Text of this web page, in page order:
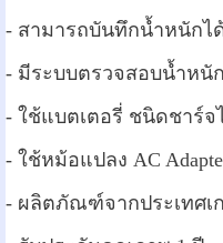
- สามารถบันทึกน้ำหนักไ
- มีระบบตรวจสอบน้ำหนั
- ใช้แบตเตอรี่ ชนิดชาร์จไ
- ใช้หม้อแปลง AC
- ผลิตภัณฑ์จากประเทศเ